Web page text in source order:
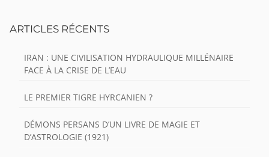
ARTICLES RÉCENTS
IRAN : UNE CIVILISATION HYDRAULIQUE MILLÉNAIRE
FACE À LA CRISE DE L’EAU
LE PREMIER TIGRE HYRCANIEN ?
DÉMONS PERSANS D’UN LIVRE DE MAGIE ET
D’ASTROLOGIE (1921)